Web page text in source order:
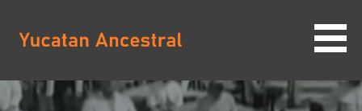
contenido
YUCATAN ANCESTRAL